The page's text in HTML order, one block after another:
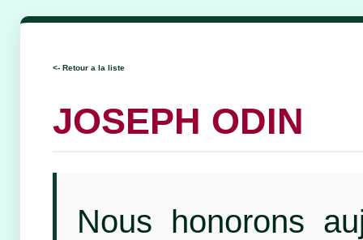
<- Retour a la liste
JOSEPH ODIN
Nous honorons